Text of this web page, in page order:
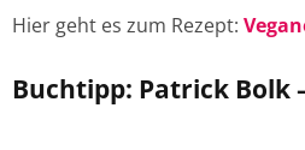
Hier geht es zum Rezept:
Buchtipp: Patrick Bolk